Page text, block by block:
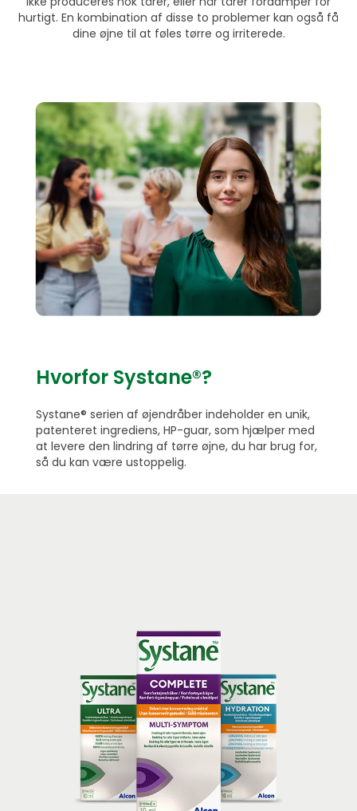
hurtigt. En kombination af disse to problemer kan også få
dine øjne til at føles tørre og irriterede.
Hvorfor Systane®?
Systane® serien af øjendråber indeholder en unik,
patenteret ingrediens, HP-guar, som hjælper med
at levere den lindring af tørre øjne, du har brug for,
så du kan være ustoppelig.